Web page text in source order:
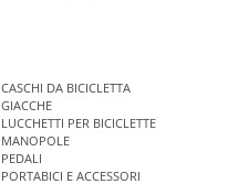
CASCHI DA BICICLETTA
GIACCHE
LUCCHETTI PER BICICLETTE
MANOPOLE
PEDALI
PORTABICI E ACCESSORI